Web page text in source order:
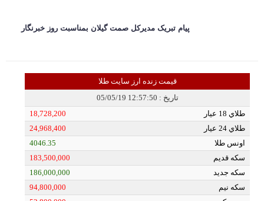
پیام تبریک مدیرکل صمت گیلان بمناسبت روز خبرنگار